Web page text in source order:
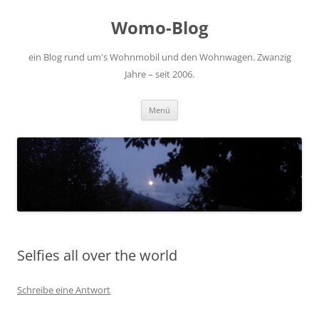
Womo-Blog
ein Blog rund um's Wohnmobil und den Wohnwagen. Zwanzig
Jahre – seit 2006.
Menü
Selfies all over the world
Schreibe eine Antwort